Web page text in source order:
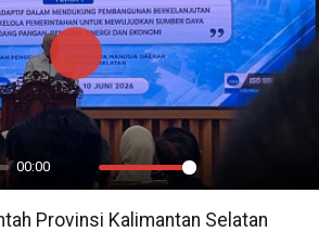
00:00
Mute Settings
PIP
Play
Provinsi Kalimantan Selatan